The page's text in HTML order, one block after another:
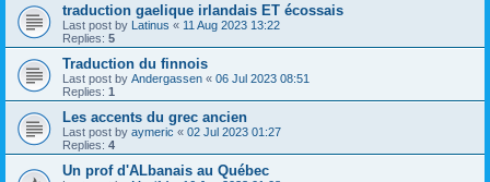
traduction gaelique irlandais ET écossais
Last post by Latinus « 11 Aug 2023 13:22
Replies: 5
Traduction du finnois
Last post by Andergassen « 06 Jul 2023 08:51
Replies: 1
Les accents du grec ancien
Last post by aymeric « 02 Jul 2023 01:27
Replies: 4
Un prof d'ALbanais au Québec